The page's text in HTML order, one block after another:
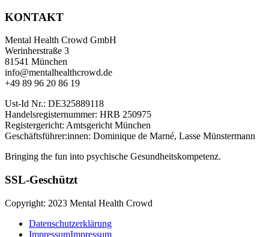
KONTAKT
Mental Health Crowd GmbH
Werinherstraße 3
81541 München
info@mentalhealthcrowd.de
+49 89 96 20 86 19
Ust-Id Nr.: DE325889118
Handelsregisternummer: HRB 250975
Registergericht: Amtsgericht München
Geschäftsführer:innen: Dominique de Marné, Lasse Münstermann
Bringing the fun into psychische Gesundheitskompetenz.
SSL-Geschützt
Copyright: 2023 Mental Health Crowd
Datenschutzerklärung
ImpressumImpressum